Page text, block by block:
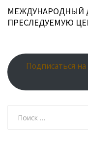
МЕЖДУНАРОДНЫЙ
ПРЕСЛЕДУЕМУЮ
Подписаться